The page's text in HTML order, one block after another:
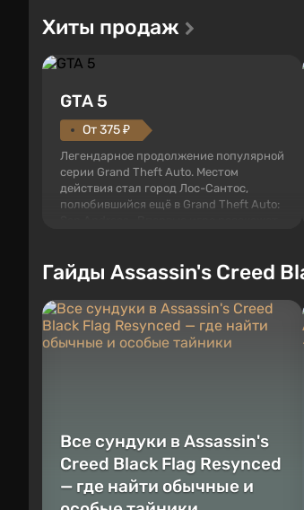
Хиты продаж
GTA 5
От 375 ₽
Легендарное продолжение популярной
серии Grand Theft Auto. Местом
действия стал город Лос-Сантос,
полюбившийся ещё в Grand Theft Auto:
которыми вы сможете переключаться в
любое время. Жанр и...
Гайды Assassin's Creed
Все сундуки в Assassin's
Creed Black Flag Resynced
— где найти обычные и